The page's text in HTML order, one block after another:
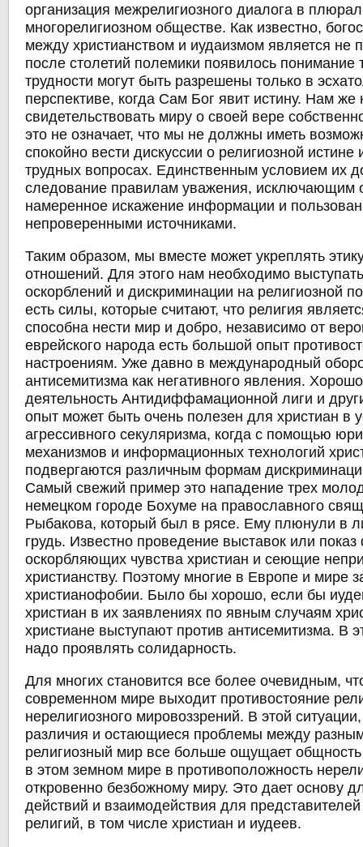
организация межрелигиозного диалога в
многорелигиозном обществе. Как известно,
между христианством и иудаизмом является не
после столетий полемики появилось понимание
трудности могут быть разрешены только в
перспективе, когда Сам Бог явит истину. Нам же
свидетельствовать миру о своей вере
это не означает, что мы не должны иметь
спокойно вести дискуссии о религиозной истине
трудных вопросах. Единственным условием их
следование правилам уважения, исключающим
намеренное искажение информации и
непроверенными источниками.
Таким образом, мы вместе может укреплять
отношений. Для этого нам необходимо
оскорблений и дискриминации на религиозной
есть силы, которые считают, что религия
способна нести мир и добро, независимо от
еврейского народа есть большой опыт
настроениям. Уже давно в международный
антисемитизма как негативного явления.
деятельность Антидиффамационной лиги и
опыт может быть очень полезен для христиан в
агрессивного секуляризма, когда с помощью
механизмов и информационных технологий
подвергаются различным формам
Самый свежий пример это нападение трех
немецком городе Бохуме на православного
Рыбакова, который был в рясе. Ему плюнули в
грудь. Известно проведение выставок или
оскорбляющих чувства христиан и сеющие
христианству. Поэтому многие в Европе и мире
христианофобии. Было бы хорошо, если бы
христиан в их заявлениях по явным случаям
христиане выступают против антисемитизма. В
надо проявлять солидарность.
Для многих становится все более очевидным,
современном мире выходит противостояние
нерелигиозного мировоззрений. В этой
различия и остающиеся проблемы между
религиозный мир все больше ощущает
в этом земном мире в противоположность
откровенно безбожному миру. Это дает основу
действий и взаимодействия для
религий, в том числе христиан и иудеев.